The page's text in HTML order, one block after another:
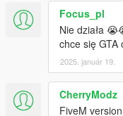
Focus_pl
Nie działa
chce się GTA
2025. január 19.
CherryModz
FiveM